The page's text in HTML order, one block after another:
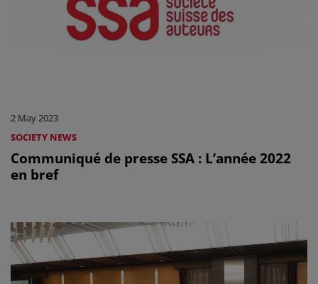
2 May 2023
SOCIETY NEWS
Communiqué de presse SSA : L’année 2022
en bref